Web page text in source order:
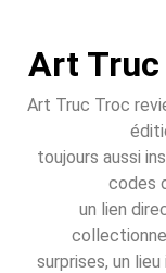
Art Truc
Art Truc Troc
toujours aussi
codes
un lien
surprises, un